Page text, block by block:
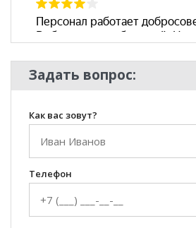
Задать вопрос:
Как вас зовут?
Телефон